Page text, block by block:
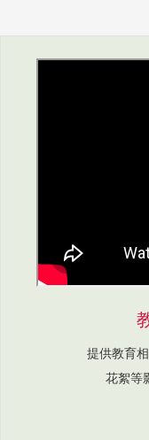
提供教育
花絮等